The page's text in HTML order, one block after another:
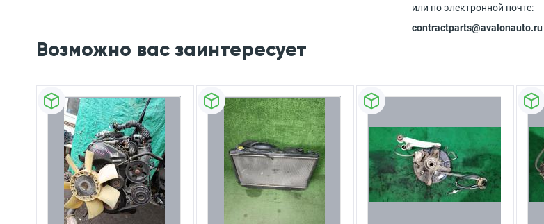
или по электронной почте:
contractparts@avalonauto.ru
Возможно вас заинтересует